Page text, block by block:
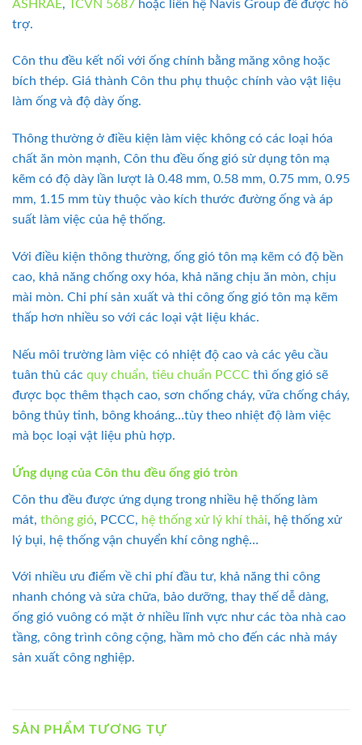
ASHRAE, TCVN 5687 hoặc liên hệ Navis Group để được hỗ
trợ.
Côn thu đều kết nối với ống chính bằng măng xông hoặc
bích thép. Giá thành Côn thu phụ thuộc chính vào vật liệu
làm ống và độ dày ống.
Thông thường ở điều kiện làm việc không có các loại hóa
chất ăn mòn mạnh, Côn thu đều ống gió sử dụng tôn mạ
kẽm có độ dày lần lượt là 0.48 mm, 0.58 mm, 0.75 mm, 0.95
mm, 1.15 mm tùy thuộc vào kích thước đường ống và áp
suất làm việc của hệ thống.
Với điều kiện thông thường, ống gió tôn mạ kẽm có độ bền
cao, khả năng chống oxy hóa, khả năng chịu ăn mòn, chịu
mài mòn. Chi phí sản xuất và thi công ống gió tôn mạ kẽm
thấp hơn nhiều so với các loại vật liệu khác.
Nếu môi trường làm việc có nhiệt độ cao và các yêu cầu
tuân thủ các quy chuẩn, tiêu chuẩn PCCC thì ống gió sẽ
được bọc thêm thạch cao, sơn chống cháy, vữa chống cháy,
bông thủy tinh, bông khoáng…tùy theo nhiệt độ làm việc
mà bọc loại vật liệu phù hợp.
Ứng dụng của Côn thu đều ống gió tròn
Côn thu đều được ứng dụng trong nhiều hệ thống làm
mát, thông gió, PCCC, hệ thống xử lý khí thải, hệ thống xử
lý bụi, hệ thống vận chuyển khí công nghệ…
Với nhiều ưu điểm về chi phí đầu tư, khả năng thi công
nhanh chóng và sửa chữa, bảo dưỡng, thay thế dễ dàng,
ống gió vuông có mặt ở nhiều lĩnh vực như các tòa nhà cao
tầng, công trình công cộng, hầm mỏ cho đến các nhà máy
sản xuất công nghiệp.
SẢN PHẨM TƯƠNG TỰ